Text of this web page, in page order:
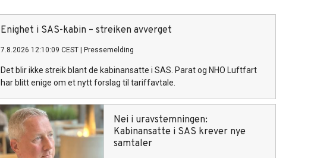
Enighet i SAS-kabin – streiken avverget
7.8.2026 12:10:09 CEST Pressemelding
Det blir ikke streik blant de kabinansatte i SAS. Parat og NHO Luftfart
har blitt enige om et nytt forslag til tariffavtale.
Nei i uravstemningen:
Kabinansatte i SAS krever nye
samtaler